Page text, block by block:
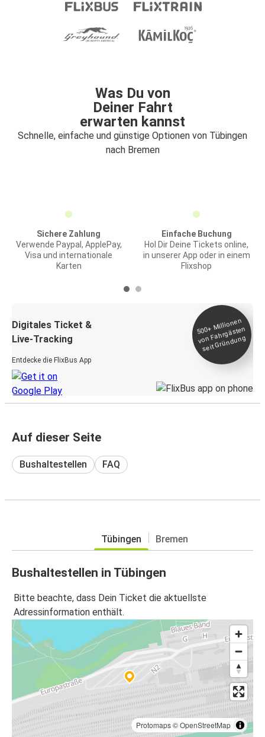
Was Du von
Deiner Fahrt
erwarten kannst
Schnelle, einfache und günstige Optionen von Tübingen
nach Bremen
Sichere Zahlung
Verwende Paypal, ApplePay,
Visa und internationale
Karten
Einfache Buchung
Hol Dir Deine Tickets online,
in unserer App oder in einem
Flixshop
Digitales Ticket &
Live-Tracking
Entdecke die FlixBus App
500+
Millionen
von Fahrgästen
seit
Gründung
Auf dieser Seite
Bushaltestellen FAQ
Tübingen Bremen
Bushaltestellen in Tübingen
Bitte beachte, dass Dein Ticket die aktuellste
Adressinformation enthält.
Protomaps©OpenStreetMap